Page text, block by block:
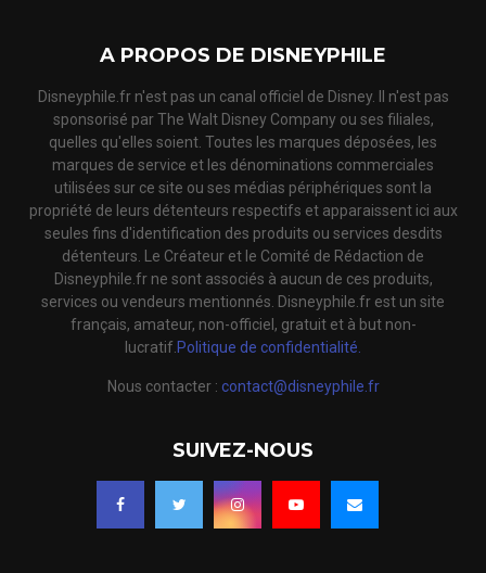
A PROPOS DE DISNEYPHILE
Disneyphile.fr n'est pas un canal officiel de Disney. Il n'est pas
sponsorisé par The Walt Disney Company ou ses filiales,
quelles qu'elles soient. Toutes les marques déposées, les
marques de service et les dénominations commerciales
utilisées sur ce site ou ses médias périphériques sont la
propriété de leurs détenteurs respectifs et apparaissent ici aux
seules fins d'identification des produits ou services desdits
détenteurs. Le Créateur et le Comité de Rédaction de
Disneyphile.fr ne sont associés à aucun de ces produits,
services ou vendeurs mentionnés. Disneyphile.fr est un site
français, amateur, non-officiel, gratuit et à but non-
lucratif. Politique de confidentialité.
Nous contacter : contact@disneyphile.fr
SUIVEZ-NOUS